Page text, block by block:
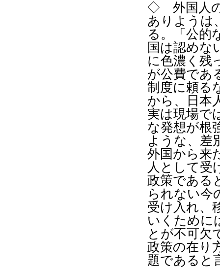
◇ 外国人の
ありようは
る。「公的
国は認めな
に色濃く残
が公費であ
制度に頼る
から、日本
実は現場で
な発想が根
ような、差
外国から来
人として受
政策である
られない今
受け入れ、
いくために
とが不可欠
政策の在り
題であると